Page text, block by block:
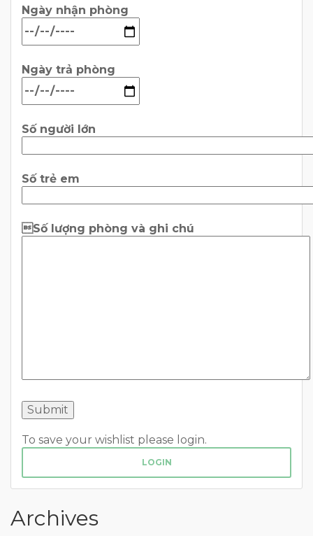
Ngày nhận phòng
Ngày trả phòng
Số người lớn
Số trẻ em
Số lượng phòng và ghi chú
To save your wishlist please login.
LOGIN
Archives